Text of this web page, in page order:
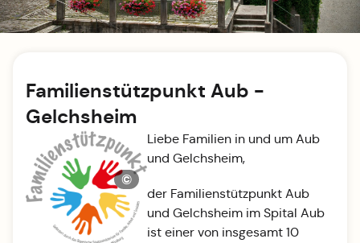
Familienstützpunkt Aub -
Gelchsheim
©
Liebe Familien in und um Aub
und Gelchsheim,
der Familienstützpunkt Aub
und Gelchsheim im Spital Aub
ist einer von insgesamt 10